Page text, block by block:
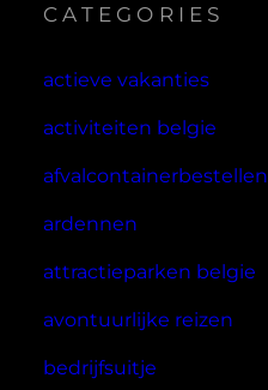
CATEGORIES
actieve vakanties
activiteiten belgie
afvalcontainerbestellen
ardennen
attractieparken belgie
avontuurlijke reizen
bedrijfsuitje